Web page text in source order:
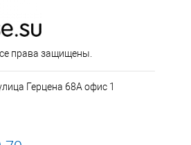
права защищены.
Герцена 68А офис 1